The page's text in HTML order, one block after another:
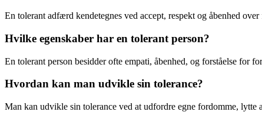
En tolerant adfærd kendetegnes ved accept, respekt og åbenhed
Hvilke egenskaber har en tolerant person?
En tolerant person besidder ofte empati, åbenhed, og forståelse for
Hvordan kan man udvikle sin tolerance?
Man kan udvikle sin tolerance ved at udfordre egne fordomme,